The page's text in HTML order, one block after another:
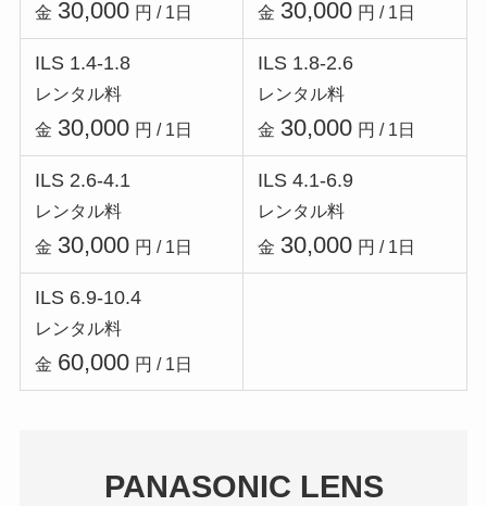
金 30,000 円 / 1日
金 30,000 円 / 1日
ILS 1.4-1.8
レンタル料
金 30,000 円 / 1日
ILS 1.8-2.6
レンタル料
金 30,000 円 / 1日
ILS 2.6-4.1
レンタル料
金 30,000 円 / 1日
ILS 4.1-6.9
レンタル料
金 30,000 円 / 1日
ILS 6.9-10.4
レンタル料
金 60,000 円 / 1日
PANASONIC LENS